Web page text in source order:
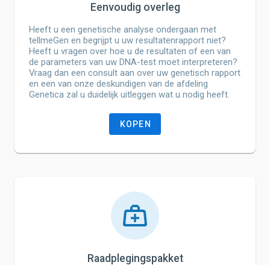
Eenvoudig overleg
Heeft u een genetische analyse ondergaan met
tellmeGen en begrijpt u uw resultatenrapport niet?
Heeft u vragen over hoe u de resultaten of een van
de parameters van uw DNA-test moet interpreteren?
Vraag dan een consult aan over uw genetisch rapport
en een van onze deskundigen van de afdeling
Genetica zal u duidelijk uitleggen wat u nodig heeft.
KOPEN
Raadplegingspakket